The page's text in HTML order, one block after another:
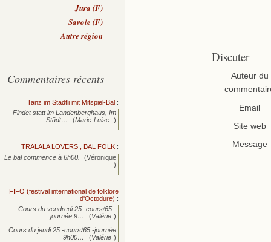
Discuter
Auteur du
Email
Site web
Message
Jura (F)
Savoie (F)
Autre région
Commentaires récents
Tanz im Städtli mit Mitspiel-Bal :
Findet statt im Landenberghaus, Im
Städt…
(Marie-Luise )
TRALALA LOVERS , BAL FOLK :
Le bal commence à 6h00.
(Véronique
)
FIFO (festival international de folklore
d'Octodure) :
Cours du vendredi 25.-cours/65.-
journée 9… (Valérie )
Cours du jeudi 25.-cours/65.-journée
9h00…
(Valérie )